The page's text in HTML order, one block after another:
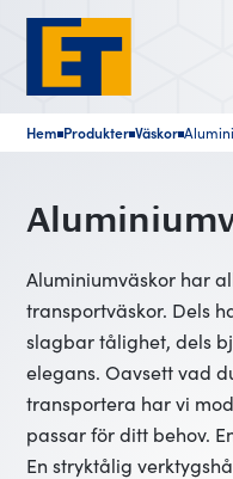
Hem■Produkter■Väskor■
Aluminiumväskor har
transportväskor. Dels
slagbar tålighet, dels
elegans. Oavsett vad
transportera har vi
passar för ditt behov.
En stryktålig